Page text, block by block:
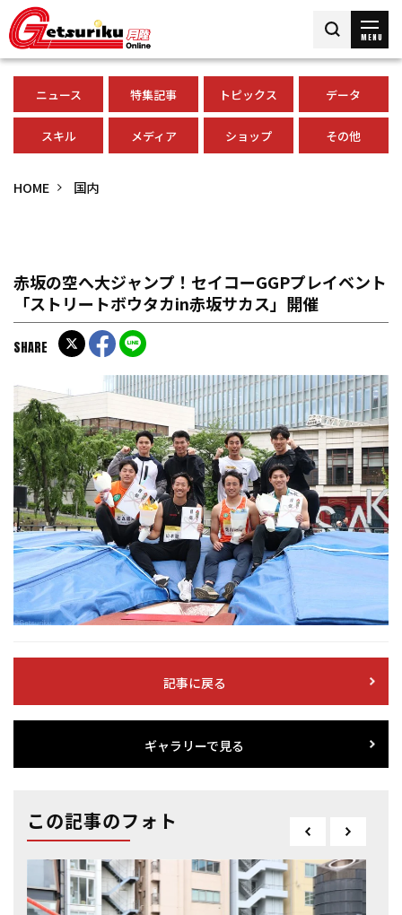
MENU
ニュース 特集記事 トピックス データ
スキル メディア ショップ その他
HOME 国内
赤坂の空へ大ジャンプ！セイコーGGPプレイベント
「ストリートボウタカin赤坂サカス」開催
SHARE
記事に戻る
ギャラリーで見る
この記事のフォト